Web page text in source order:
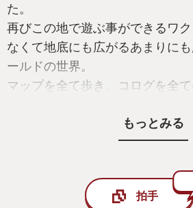
た。
再びこの地で遊ぶ事ができるワ
なくて地底にも広がるあまりに
ールドの世界。
マップを全て歩き、コログを全
えた時、ふと思い出したのです…
バンダの看板、全部立てていなか
なく、クリア率のような「あと
るのか？」の目安もありません
もっとみる
拍手